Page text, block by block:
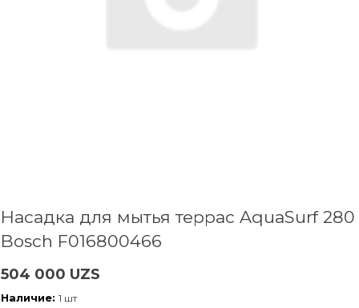
Насадка для мытья террас AquaSurf 280
Bosch F016800466
504 000 UZS
Наличие: 1 шт